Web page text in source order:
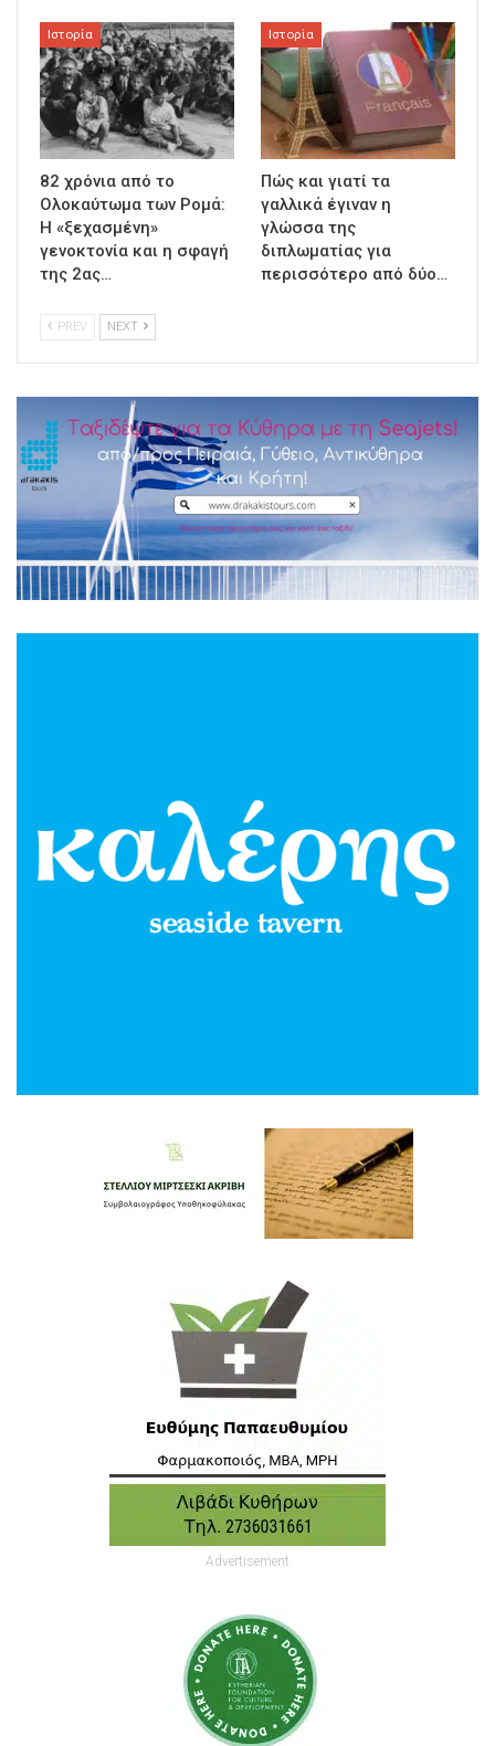
Ιστορία
82 χρόνια από το
Ολοκαύτωμα των Ρομά:
Η «ξεχασμένη»
γενοκτονία και η σφαγή
της 2ας…
Ιστορία
Πώς και γιατί τα
γαλλικά έγιναν η
γλώσσα της
διπλωματίας για
περισσότερο από δύο…
PREV NEXT
Advertisement